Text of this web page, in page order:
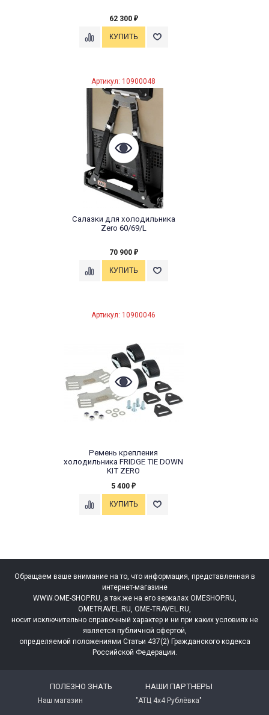
62 300 ₽
Артикул: 10900048
Салазки для холодильника
Zero 60/69/L
70 900 ₽
Артикул: 10900046
Ремень крепления
холодильника FRIDGE TIE DOWN
KIT ZERO
5 400 ₽
Обращаем ваше внимание на то, что информация, представленная в
интернет-магазине
WWW.OME-SHOP.RU, а так же на его зеркалах OMESHOP.RU,
OMETRAVEL.RU, OME-TRAVEL.RU,
носит исключительно справочный характер и ни при каких условиях не
является публичной офертой,
определяемой положениями Статьи 437(2) Гражданского кодекса
Pоссийской Федерации.
ПОЛЕЗНО ЗНАТЬ
Наш магазин
НАШИ ПАРТНЕРЫ
"АТЦ 4х4 Рублёвка"